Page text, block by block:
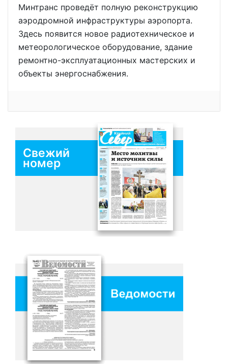
Минтранс проведёт полную реконструкцию
аэродромной инфраструктуры аэропорта.
Здесь появится новое радиотехническое и
метеорологическое оборудование, здание
ремонтно-эксплуатационных мастерских и
объекты энергоснабжения.
Свежий
номер